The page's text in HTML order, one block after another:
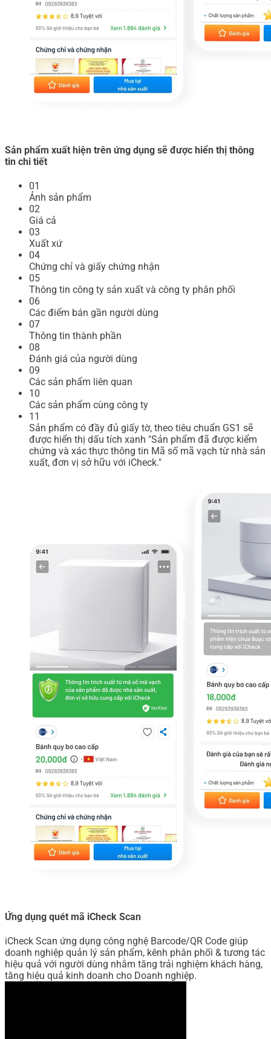
Sản phẩm xuất hiện trên ứng dụng sẽ được hiển thị thông
tin chi tiết
01
Ảnh sản phẩm
02
Giá cả
03
Xuất xứ
04
Chứng chỉ và giấy chứng nhận
05
Thông tin công ty sản xuất và công ty phân phối
06
Các điểm bán gần người dùng
07
Thông tin thành phần
08
Đánh giá của người dùng
09
Các sản phẩm liên quan
10
Các sản phẩm cùng công ty
11
Sản phẩm có đầy đủ giấy tờ, theo tiêu chuẩn GS1 sẽ
được hiển thị dấu tích xanh "Sản phẩm đã được kiểm
chứng và xác thực thông tin Mã số mã vạch từ nhà sản
xuất, đơn vị sở hữu với iCheck."
Ứng dụng quét mã iCheck Scan
iCheck Scan ứng dụng công nghệ Barcode/QR Code giúp
doanh nghiệp quản lý sản phẩm, kênh phân phối & tương tác
hiệu quả với người dùng nhằm tăng trải nghiệm khách hàng,
tăng hiệu quả kinh doanh cho Doanh nghiệp.